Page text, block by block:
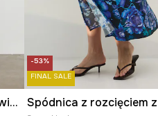
Spódnica damska midi z wiskozy w kwiaty
-53%
FINAL SALE